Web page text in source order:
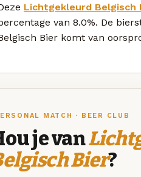
Lichtgekleurd Belgisch
van 8.0%. De
Bier komt van
MATCH · BEER CLUB
je van
Bier?